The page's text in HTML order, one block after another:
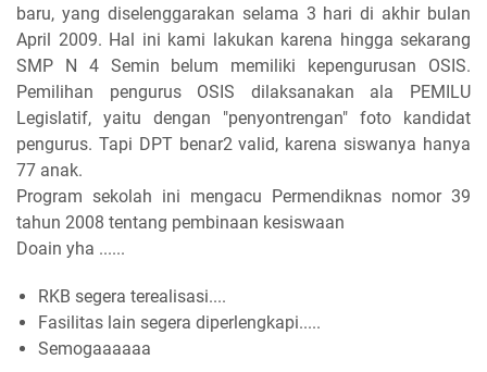
baru, yang diselenggarakan selama 3 hari di akhir bulan
April 2009. Hal ini kami lakukan karena hingga sekarang
SMP N 4 Semin belum memiliki kepengurusan OSIS.
Pemilihan pengurus OSIS dilaksanakan ala PEMILU
Legislatif, yaitu dengan "penyontrengan" foto kandidat
pengurus. Tapi DPT benar2 valid, karena siswanya hanya
77 anak.
Program sekolah ini mengacu Permendiknas nomor 39
tahun 2008 tentang pembinaan kesiswaan
Doain yha ......
RKB segera terealisasi....
Fasilitas lain segera diperlengkapi.....
Semogaaaaaa